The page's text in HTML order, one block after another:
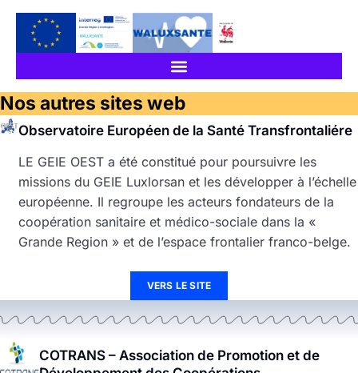
Nos autres sites web
Observatoire Européen de la Santé Transfrontaliére
LE GEIE OEST a été constitué pour poursuivre les
missions du GEIE Luxlorsan et les développer à l’échelle
européenne. Il regroupe les acteurs fondateurs de la
coopération sanitaire et médico-sociale dans la «
Grande Region » et de l’espace frontalier franco-belge.
VERS LE SITE
COTRANS – Association de Promotion et de